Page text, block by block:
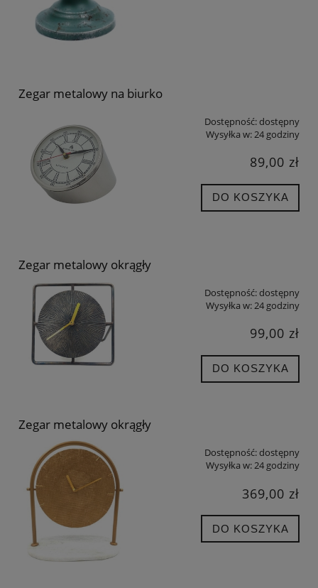
Zegar metalowy na biurko
Dostępność:dostępny
Wysyłka w:24 godziny
89,00 zł
DO KOSZYKA
Zegar metalowy okrągły
Dostępność:dostępny
Wysyłka w:24 godziny
99,00 zł
DO KOSZYKA
Zegar metalowy okrągły
Dostępność:dostępny
Wysyłka w:24 godziny
369,00 zł
DO KOSZYKA